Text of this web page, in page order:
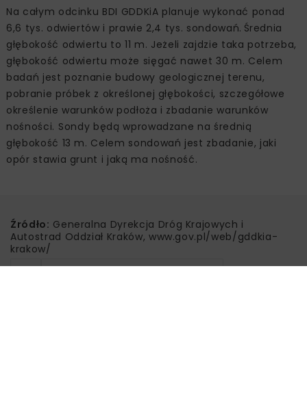
Na całym odcinku BDI GDDKiA planuje wykonać ponad
6,6 tys. odwiertów i prawie 2,4 tys. sondowań. Średnia
głębokość odwiertu to 11 m. Jeżeli zajdzie taka potrzeba,
głębokość odwiertu może sięgać nawet 30 m. Celem
badań jest poznanie budowy geologicznej terenu,
pobranie próbek z określonej głębokości, szczegółowe
określenie warunków podłoża i zbadanie warunków
nośności. Sondy będą wprowadzane na średnią
głębokość 13 m. Celem sondowań jest zbadanie, jaki
opór stawia grunt i jaką ma nośność.
Źródło: Generalna Dyrekcja Dróg Krajowych i
Autostrad Oddział Kraków, www.gov.pl/web/gddkia-
krakow/
BDI
BESKIDZKA DROGA INTEGRACYJNA